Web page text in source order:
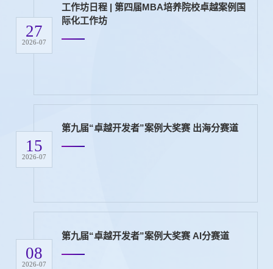
27
2026-07
工作坊日程 | 第四届MBA培养院校卓越案例国
际化工作坊
15
2026-07
第九届“卓越开发者”案例大奖赛 出海分赛道
08
2026-07
第九届“卓越开发者”案例大奖赛 AI分赛道